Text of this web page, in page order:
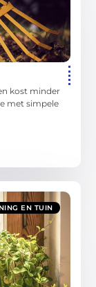
kost minder
met simpele
EN TUIN